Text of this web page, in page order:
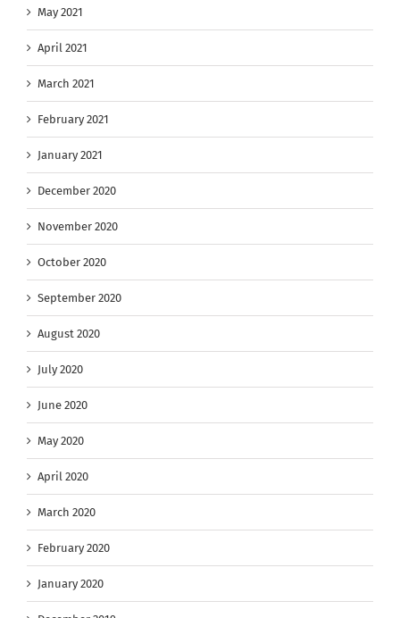
May 2021
April 2021
March 2021
February 2021
January 2021
December 2020
November 2020
October 2020
September 2020
August 2020
July 2020
June 2020
May 2020
April 2020
March 2020
February 2020
January 2020